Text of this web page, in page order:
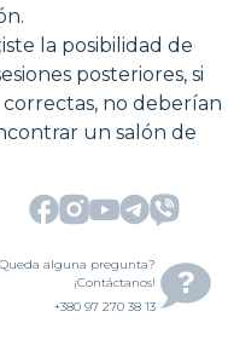
la posibilidad de
posteriores, si
no deberían
un salón de
alguna pregunta?
¡Contáctanos!
+380 97 270 38 13